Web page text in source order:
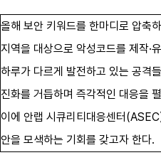
올해 보안 키워드를 한마디로 압축
지역을 대상으로 악성코드를 제작·
하루가 다르게 발전하고 있는 공격
진화를 거듭하며 즉각적인 대응을
이에 안랩 시큐리티대응센터
안을 모색하는 기회를 갖고자 한다.